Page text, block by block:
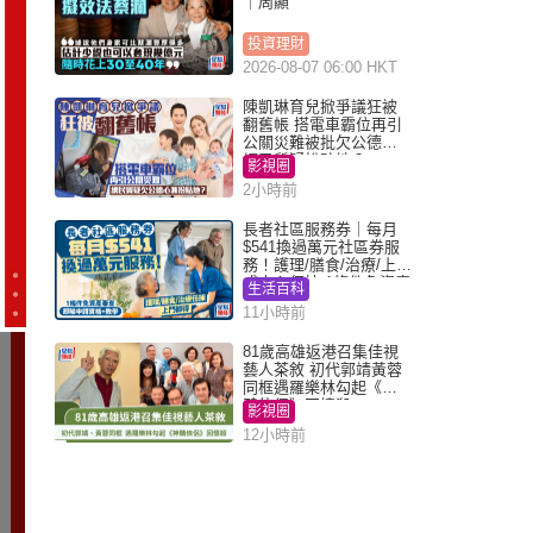
投資理財
2026-08-07 06:00 HKT
陳凱琳育兒掀爭議狂被
翻舊帳 搭電車霸位再引
公關災難被批欠公德心
網民質疑扮貼地？
影視圈
2小時前
長者社區服務券｜每月
$541換過萬元社區券服
務！護理/膳食/治療/上門
或中心任揀 1條件免資產
審查（附申請資格及教
學）
生活百科
11小時前
81歲高雄返港召集佳視
藝人茶敘 初代郭靖黃蓉
同框遇羅樂林勾起《神
鵰俠侶》回憶殺
影視圈
12小時前